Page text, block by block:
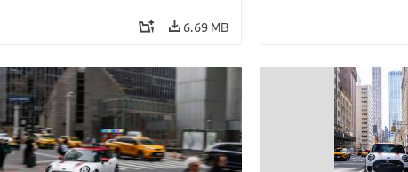
6.69 MB